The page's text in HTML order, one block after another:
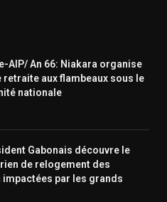
AIP/ An 66: Niakara organise
retraite aux flambeaux sous le
nationale
Gabonais découvre le
de relogement des
par les grands